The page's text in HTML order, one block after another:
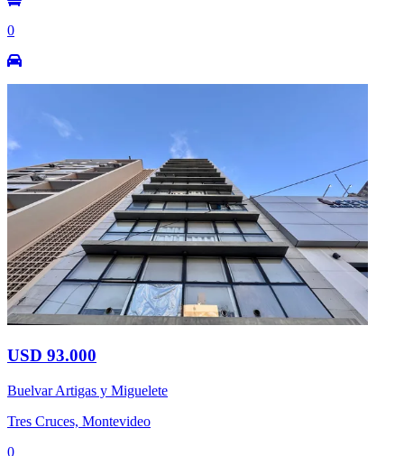
0
USD 93.000
Buelvar Artigas y Miguelete
Tres Cruces, Montevideo
0